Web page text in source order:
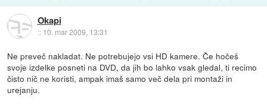
Okapi
:: 10. mar 2009, 13:31
Ne preveč nakladat. Ne potrebujejo vsi HD kamere. Če hočeš
svoje izdelke posneti na DVD, da jih bo lahko vsak gledal, ti recimo
čisto nič ne koristi, ampak imaš samo več dela pri montaži in
urejanju.